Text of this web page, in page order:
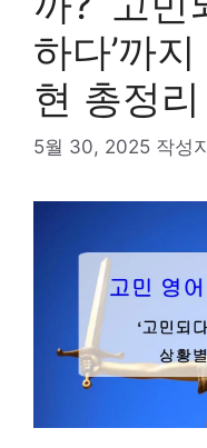
하다’까
현 총정리
5월 30, 2025 작성